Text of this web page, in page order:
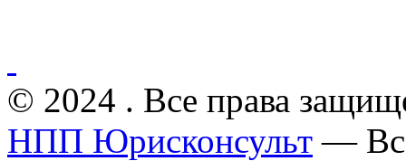
© 2024 . Все права
НПП Юрисконсульт —